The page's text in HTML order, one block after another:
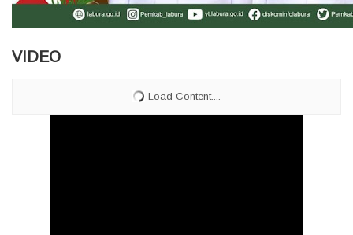
VIDEO